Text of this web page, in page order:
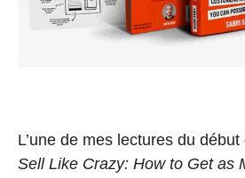
L’une de mes lectures du début
Sell Like Crazy: How to Get as